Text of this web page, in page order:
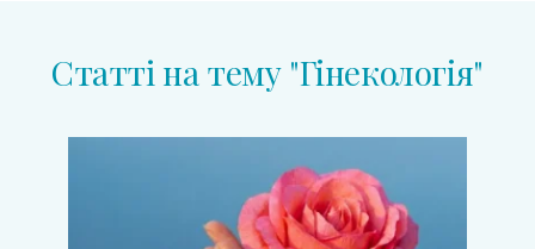
Статті на тему "Гiнекологiя"